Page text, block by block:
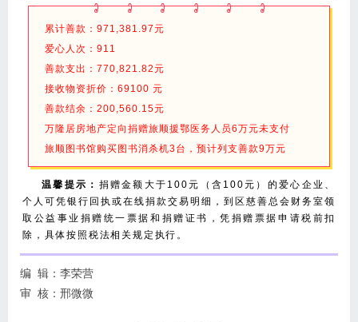
累计善款：971,381.97元
爱心人次：911
善款支出：770,821.82元
接收物资折价：69100 元
善款结余：200,560.15元
万隆居房地产定向捐赠旅顺援鄂医务人员6万元未支付
旅顺图书馆购买图书消杀机3台，预计列支善款9万元
温馨提示： 捐赠金额大于100元（含100元）的爱心企业、
个人可凭银行回执或在线捐款交易明细，到区慈善总会财务室领
取公益事业捐赠统一票据和捐赠证书，凭捐赠票据申请税前扣
除，具体按照税法相关规定执行。
编 辑：李荣营
审 核：邢微微